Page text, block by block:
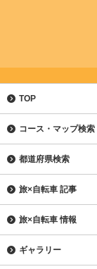
TOP
コース・マップ検索
都道府県検索
旅×自転車 記事
旅×自転車 情報
ギャラリー